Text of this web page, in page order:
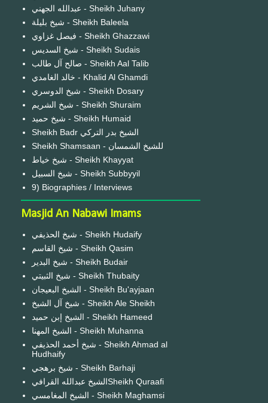
عبدالله الجهني - Sheikh Juhany
شيخ بليلة - Sheikh Baleela
فيصل غزاوي - Sheikh Ghazzawi
شيخ السديس - Sheikh Sudais
صالح آل طالب - Sheikh Aal Talib
خالد الغامدي - Khalid Al Ghamdi
شيخ الدوسري - Sheikh Dosary
شيخ الشريم - Sheikh Shuraim
شيخ حميد - Sheikh Humaid
Sheikh Badr الشيخ بدر التركي
Sheikh Shamsaan - للشيخ الشمسان
شيخ خياط - Sheikh Khayyat
شيخ السبيل - Sheikh Subbyyil
9) Biographies / Interviews
Masjid An Nabawi Imams
شيخ الحذيفي - Sheikh Hudaify
شيخ القاسم - Sheikh Qasim
شيخ البدير - Sheikh Budair
شيخ الثبيتي - Sheikh Thubaity
الشيخ البعيجان - Sheikh Bu'ayjaan
شيخ آل الشيخ - Sheikh Ale Sheikh
الشيخ إبن حميد - Sheikh Hameed
الشيخ المهنا - Sheikh Muhanna
شيخ أحمد الحذيفي - Sheikh Ahmad al
Hudhaify
شيخ برهجي - Sheikh Barhaji
الشيخ عبدالله القرافيSheikh Quraafi
الشيخ المغامسي - Sheikh Maghamsi